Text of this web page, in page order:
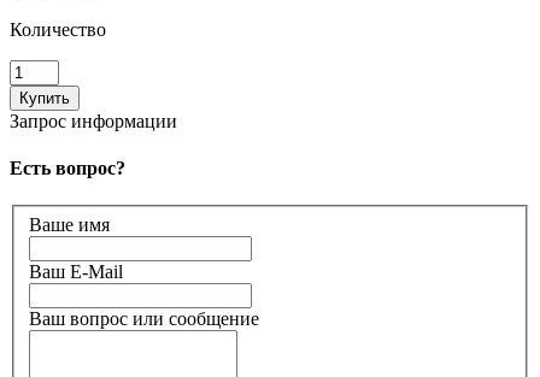
Количество
Запрос информации
Есть вопрос?
Ваше имя
Ваш E-Mail
Ваш вопрос или сообщение